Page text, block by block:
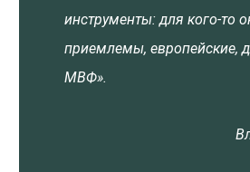
инструменты: для кого-то
приемлемы, европейские,
МВФ».